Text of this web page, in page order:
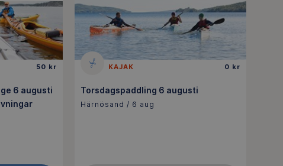
50 kr
6 augusti
KAJAK 0 kr
Torsdagspaddling 6 augusti
Härnösand / 6 aug